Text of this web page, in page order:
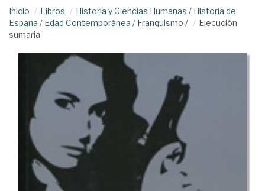
Inicio Libros Historia y Ciencias Humanas / Historia de
España / Edad Contemporánea / Franquismo /
Ejecución
sumaria